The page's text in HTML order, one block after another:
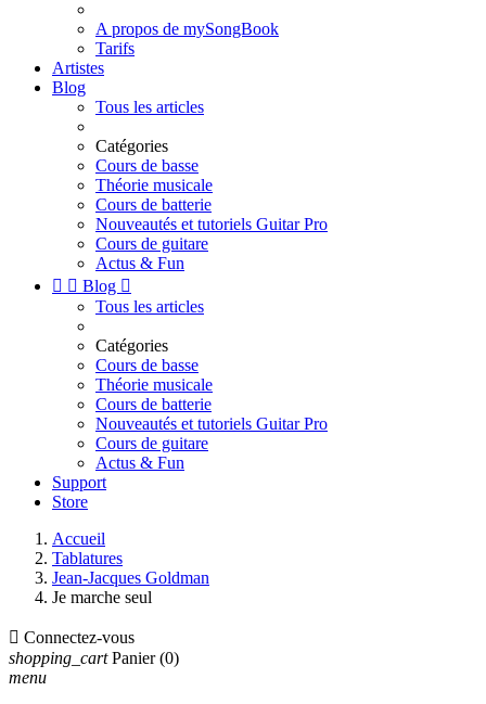
A propos de mySongBook
Tarifs
Artistes
Blog
Tous les articles
Catégories
Cours de basse
Théorie musicale
Cours de batterie
Nouveautés et tutoriels Guitar Pro
Cours de guitare
Actus & Fun
  Blog 
Tous les articles
Catégories
Cours de basse
Théorie musicale
Cours de batterie
Nouveautés et tutoriels Guitar Pro
Cours de guitare
Actus & Fun
Support
Store
Accueil
Tablatures
Jean-Jacques Goldman
Je marche seul
 Connectez-vous
shopping_cart Panier (0)
menu